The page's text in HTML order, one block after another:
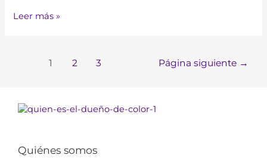
Leer más »
1 2 3 Página siguiente →
Quiénes somos